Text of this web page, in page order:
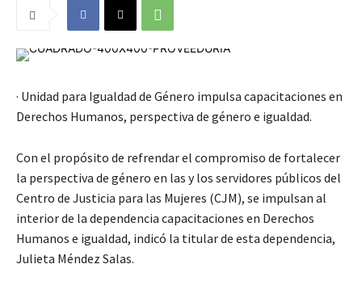
· Unidad para Igualdad de Género impulsa capacitaciones en
Derechos Humanos, perspectiva de género e igualdad.
Con el propósito de refrendar el compromiso de fortalecer
la perspectiva de género en las y los servidores públicos del
Centro de Justicia para las Mujeres (CJM), se impulsan al
interior de la dependencia capacitaciones en Derechos
Humanos e igualdad, indicó la titular de esta dependencia,
Julieta Méndez Salas.